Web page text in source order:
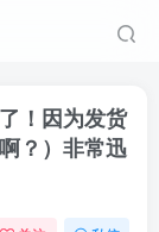
！因为发货
？）非常迅